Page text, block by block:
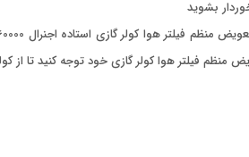
فیلتر هوا کولر گازی خود توجه کنید تا از